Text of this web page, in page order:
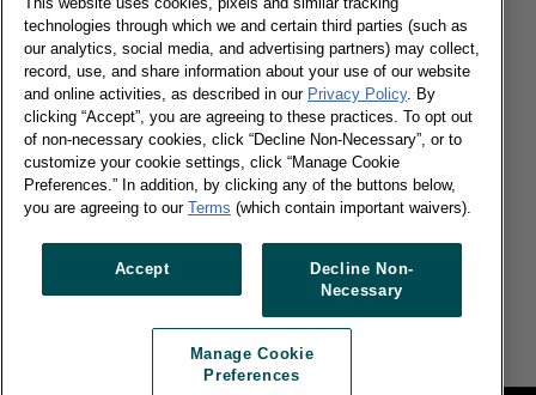
新手爸媽超前部署：74%神隊友在出生前兩
個月就決定奶粉品牌
09/08/2021
台灣的新生寶寶逐年減少，根據《凱度嬰兒指數》預估今
年恐挑戰15萬人大關。在大環境不利的情況下，競爭品又
愈來愈多。品牌經營者該如何在亂世中勝出呢？
了解更多
technologies through which we and certain third parties (such as
our analytics, social media, and advertising partners) may collect,
record, use, and share information about your use of our website
and online activities, as described in our Privacy Policy. By
clicking “Accept”, you are agreeing to these practices. To opt out
of non-necessary cookies, click “Decline Non-Necessary”, or to
customize your cookie settings, click “Manage Cookie
Preferences.” In addition, by clicking any of the buttons below,
you are agreeing to our Terms (which contain important waivers).
Accept
Decline Non-
Necessary
Manage Cookie
Preferences